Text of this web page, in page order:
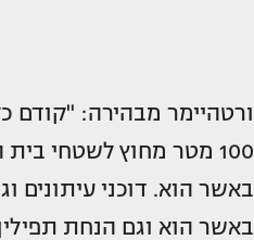
ורטהיימר מבהירה: "קודם
100 מטר מחוץ לשטחי
באשר הוא. דוכני עיתונים
באשר הוא וגם הנחת